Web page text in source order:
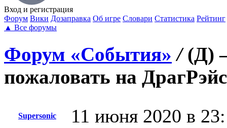
Вход и регистрация
Форум Вики Дозаправка Об игре Словари Статистика Рейтинг
▲ Все форумы
Форум «События» / (Д)
пожаловать на
Supersonic 11 июня 2020 в